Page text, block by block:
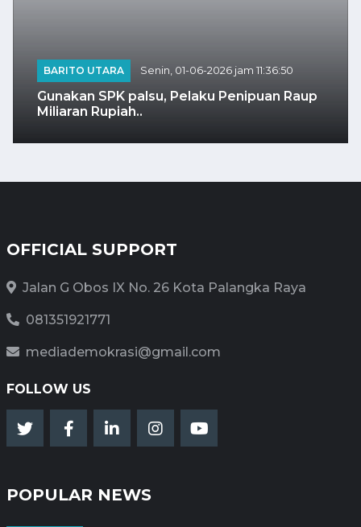
POLITIK Senin, 11-05-2026 jam 03:34:02
Pangdam: TNI Bangun Pos Di Kolf Braza
Amankan Kapal Logistik..
OFFICIAL SUPPORT
Jalan G Obos IX No. 26 Kota Palangka Raya
081351921771
mediademokrasi@gmail.com
FOLLOW US
POPULAR NEWS